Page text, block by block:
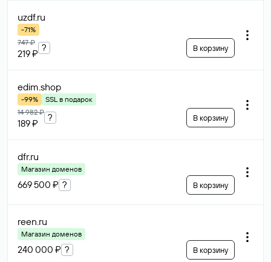
uzdf.ru
-71%
747 ₽
219 ₽
? В корзину
edim.shop
-99%
SSL в подарок
14 982 ₽
189 ₽
? В корзину
dfr.ru
Магазин доменов
669 500 ₽ ? В корзину
reen.ru
Магазин доменов
240 000 ₽ ? В корзину